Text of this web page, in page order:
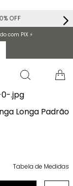
OFF
com PIX ⚡️
Longa Padrão
Tabela de Medidas